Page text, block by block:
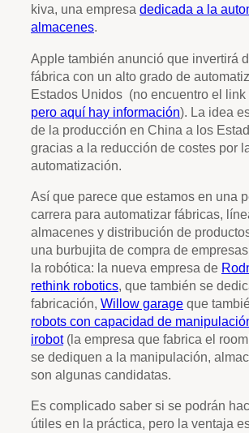
kiva, una empresa dedicada a la
almacenes.
Apple también anunció que invertirá
fábrica con un alto grado de
Estados Unidos (no encuentro el link
pero aquí hay información). La idea
de la producción en China a los
gracias a la reducción de costes por
automatización.
Así que parece que estamos en una
carrera para automatizar fábricas,
almacenes y distribución de
una burbujita de compra de
la robótica: la nueva empresa de
rethink robotics, que también se
fabricación, Willow garage que
robots con capacidad de
irobot(la empresa que fabrica el
se dediquen a la manipulación,
son algunas candidatas.
Es complicado saber si se podrán
útiles en la práctica, pero la ventaja